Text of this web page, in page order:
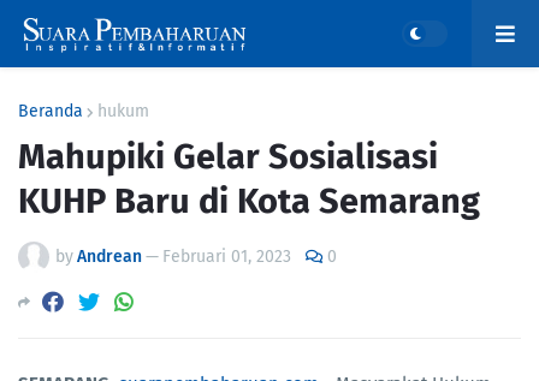
Beranda hukum
Mahupiki Gelar Sosialisasi
KUHP Baru di Kota Semarang
byAndrean— Februari 01, 2023 0